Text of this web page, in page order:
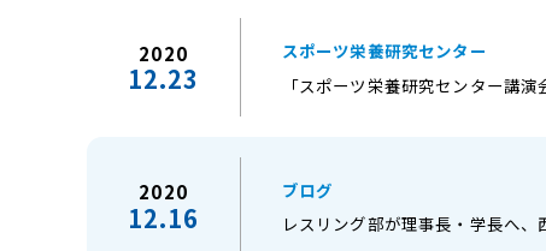
2020
12.23
スポーツ栄養研究センター
「スポーツ栄養研究センター講
2020
12.16
ブログ
レスリング部が理事長・学長へ